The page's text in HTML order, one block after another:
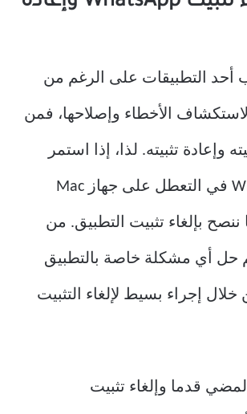
أحد التطبيقات على الرغم من
لاستكشاف الأخطاء وإصلاحها، فمن
وإعادة تثبيته. لذا، إذا استمر
تطبيق WhatsApp في التعطل على جهاز Mac
ننصح بإلغاء تثبيت التطبيق. من
حل أي مشكلة خاصة بالتطبيق
إجراء بسيط لإلغاء التثبيت
قدما وإلغاء تثبيت